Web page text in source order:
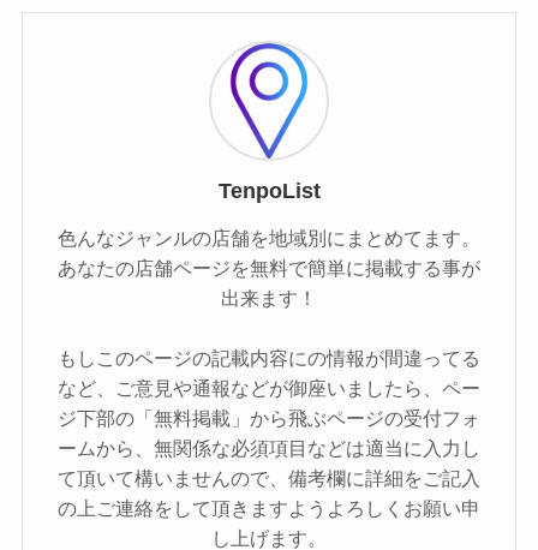
TenpoList
色んなジャンルの店舗を地域別にまとめてます。
あなたの店舗ページを無料で簡単に掲載する事が
出来ます！
もしこのページの記載内容にの情報が間違ってる
など、ご意見や通報などが御座いましたら、ペー
ジ下部の「無料掲載」から飛ぶページの受付フォ
ームから、無関係な必須項目などは適当に入力し
て頂いて構いませんので、備考欄に詳細をご記入
の上ご連絡をして頂きますようよろしくお願い申
し上げます。